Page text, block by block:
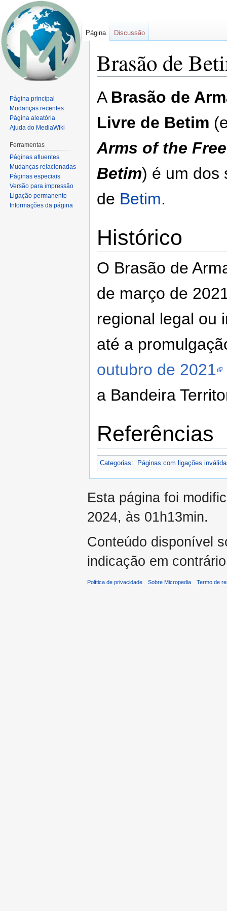
Brasão de
para
para
A Brasão de
Livre de Betim
Arms of the
Betim) é um dos
de Betim.
Histórico
O Brasão de
de março de
regional legal ou
até a
outubro de 2021
a Bandeira
Referências
Categorias: Páginas com ligações
Página Discussão
Página principal
Mudanças recentes
Página aleatória
Ajuda do MediaWiki
Ferramentas
Páginas afluentes
Mudanças relacionadas
Páginas especiais
Versão para impressão
Ligação permanente
Informações da página
Esta página foi
2024, às 01h13min.
Conteúdo disponível
indicação em
Política de privacidade Sobre Micropedia Termo de